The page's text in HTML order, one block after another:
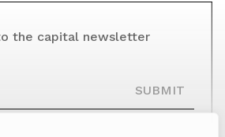
the capital newsletter
SUBMIT